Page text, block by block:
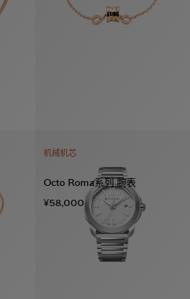
机械机芯
Octo Roma系列 腕表
¥58,000